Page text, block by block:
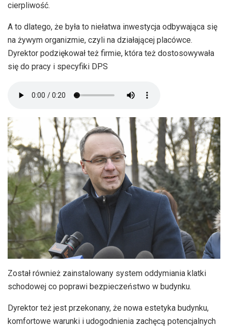
cierpliwość.
A to dlatego, że była to niełatwa inwestycja odbywająca się
na żywym organizmie, czyli na działającej placówce.
Dyrektor podziękował też firmie, która też dostosowywała
się do pracy i specyfiki DPS
Został również zainstalowany system oddymiania klatki
schodowej co poprawi bezpieczeństwo w budynku.
Dyrektor też jest przekonany, że nowa estetyka budynku,
komfortowe warunki i udogodnienia zachęcą potencjalnych